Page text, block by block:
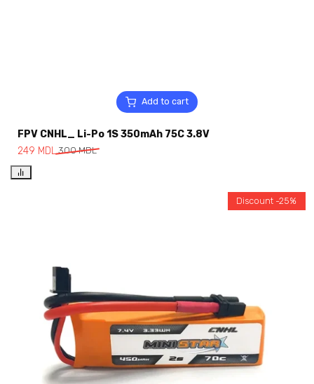
Add to cart
FPV CNHL_ Li-Po 1S 350mAh 75C 3.8V
300MDL
249 MDL
Discount -25%